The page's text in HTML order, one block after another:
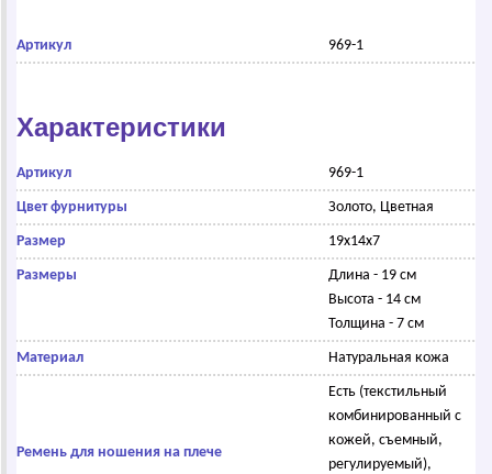
Артикул 969-1
Характеристики
Артикул 969-1
Цвет фурнитуры Золото, Цветная
Размер 19x14x7
Размеры
Длина - 19 см
Высота - 14 см
Толщина - 7 см
Материал Натуральная кожа
Ремень для ношения на плече
Есть (текстильный
комбинированный с
кожей, съемный,
регулируемый),